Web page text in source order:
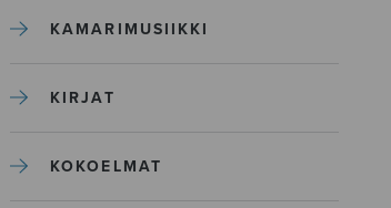
KAMARIMUSIIKKI
KIRJAT
KOKOELMAT